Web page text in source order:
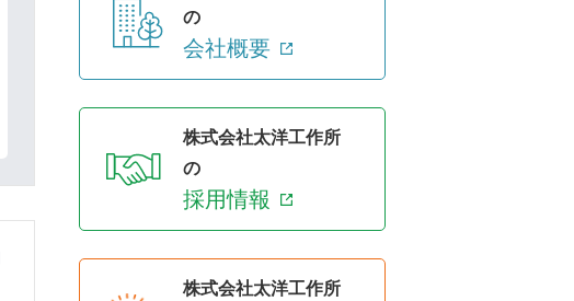
の
会社概要
株式会社太洋工作所
の
採用情報
株式会社太洋工作所